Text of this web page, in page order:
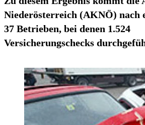
Niederösterreich (AKNÖ) nach
37 Betrieben, bei denen 1.524
Versicherungschecks